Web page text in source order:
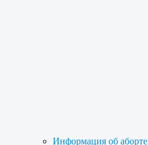
Информация об аборте